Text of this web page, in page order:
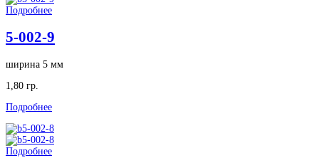
Подробнее
5-002-9
ширина 5 мм
1,80 гр.
Подробнее
Подробнее